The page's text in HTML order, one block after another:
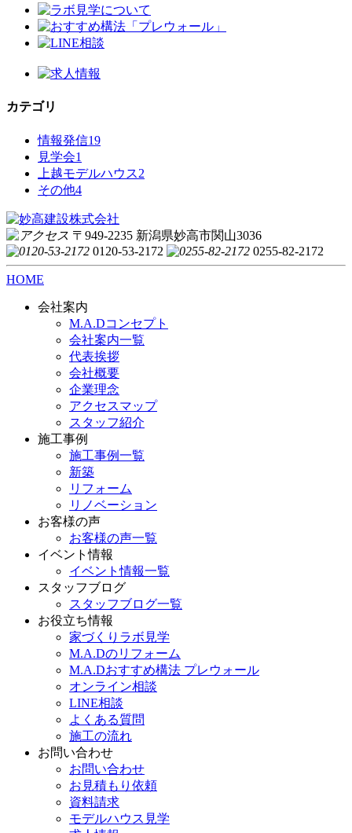
カテゴリ
情報発信19
見学会1
上越モデルハウス2
その他4
〒949-2235 新潟県妙高市関山3036
0120-53-2172
0255-82-2172
HOME
会社案内
M.A.Dコンセプト
会社案内一覧
代表挨拶
会社概要
企業理念
アクセスマップ
スタッフ紹介
施工事例
施工事例一覧
新築
リフォーム
リノベーション
お客様の声
お客様の声一覧
イベント情報
イベント情報一覧
スタッフブログ
スタッフブログ一覧
お役立ち情報
家づくりラボ見学
M.A.Dのリフォーム
M.A.Dおすすめ構法 プレウォール
オンライン相談
LINE相談
よくある質問
施工の流れ
お問い合わせ
お問い合わせ
お見積もり依頼
資料請求
モデルハウス見学